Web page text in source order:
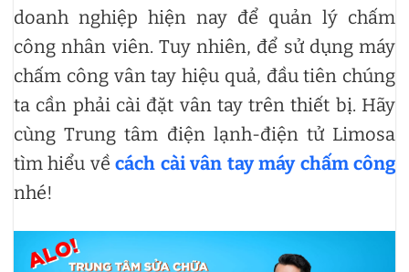
doanh nghiệp hiện nay để quản lý chấm
công nhân viên. Tuy nhiên, để sử dụng máy
chấm công vân tay hiệu quả, đầu tiên chúng
ta cần phải cài đặt vân tay trên thiết bị. Hãy
cùng Trung tâm điện lạnh-điện tử Limosa
tìm hiểu vềcách cài vân tay máy chấm công
nhé!